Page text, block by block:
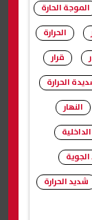
الموجة الحارة
الحرارة
قرار
الحرارة
النهار
الداخلية
الجوية
شديد الحرارة